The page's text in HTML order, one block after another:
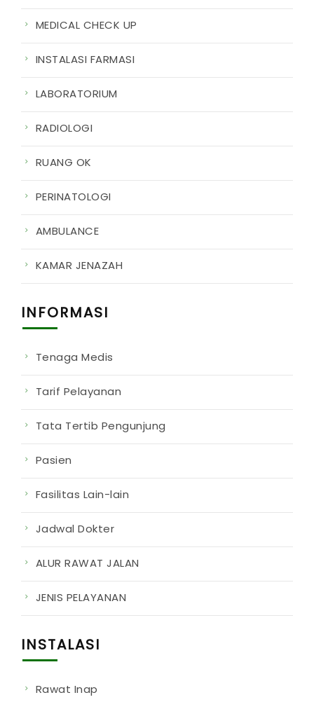
MEDICAL CHECK UP
INSTALASI FARMASI
LABORATORIUM
RADIOLOGI
RUANG OK
PERINATOLOGI
AMBULANCE
KAMAR JENAZAH
INFORMASI
Tenaga Medis
Tarif Pelayanan
Tata Tertib Pengunjung
Pasien
Fasilitas Lain-lain
Jadwal Dokter
ALUR RAWAT JALAN
JENIS PELAYANAN
INSTALASI
Rawat Inap